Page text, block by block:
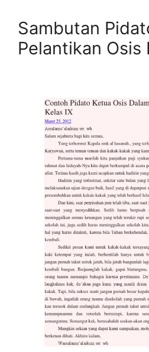
Sambutan
Pelantikan Osis